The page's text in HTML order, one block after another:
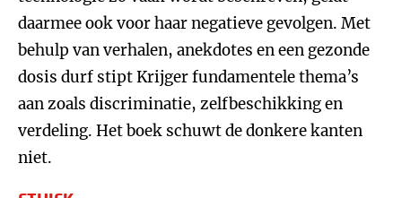
daarmee ook voor haar negatieve gevolgen. Met
behulp van verhalen, anekdotes en een gezonde
dosis durf stipt Krijger fundamentele thema’s
aan zoals discriminatie, zelfbeschikking en
verdeling. Het boek schuwt de donkere kanten
niet.